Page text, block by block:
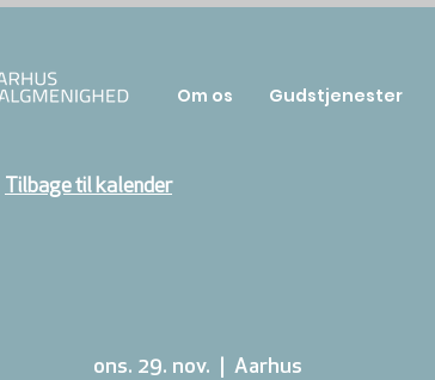
ons. 29. nov. Aarhus
Tilbage til kalender
Om os Gudstjenester